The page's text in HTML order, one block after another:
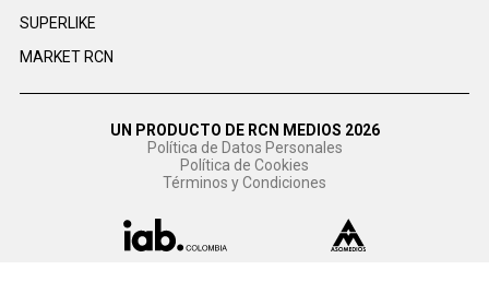
SUPERLIKE
MARKET RCN
UN PRODUCTO DE RCN MEDIOS 2026
Política de Datos Personales
Política de Cookies
Términos y Condiciones